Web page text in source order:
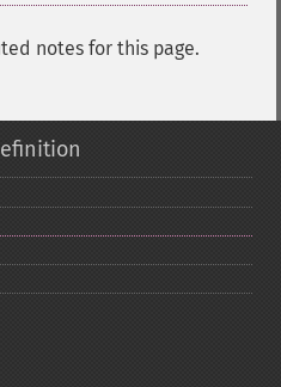
notes for this page.